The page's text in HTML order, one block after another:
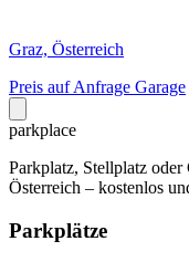
Graz, Österreich
Preis auf Anfrage Garage
parkplace
Parkplatz, Stellplatz oder
Österreich – kostenlos
Parkplätze